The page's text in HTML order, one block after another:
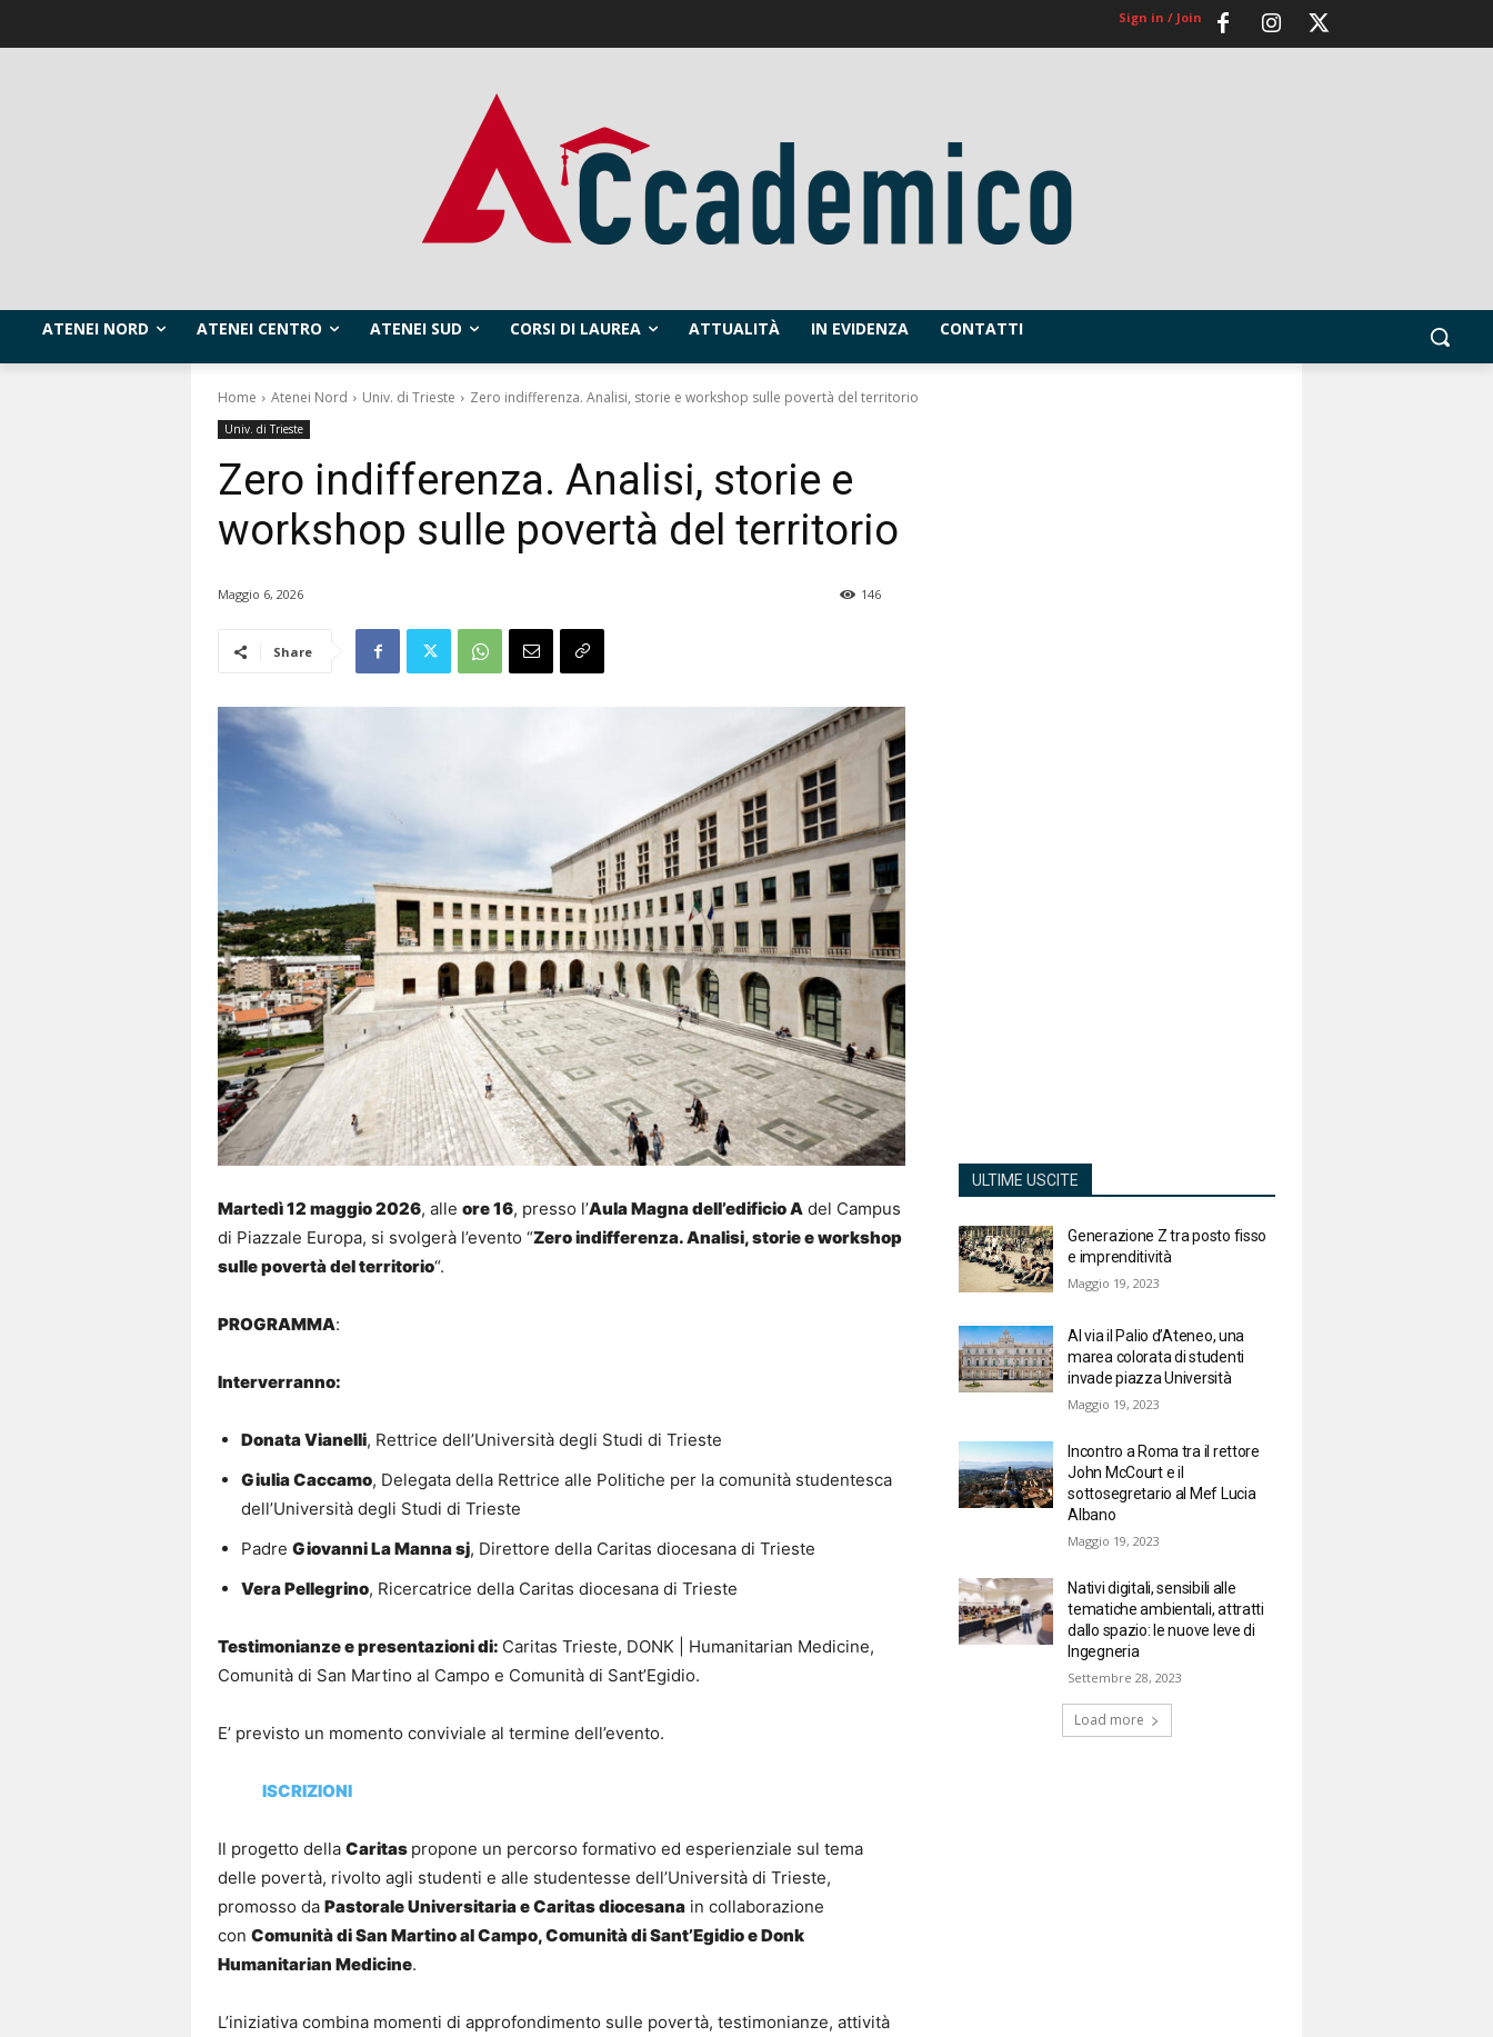
Sign in / Join
ATENEI NORD ATENEI CENTRO ATENEI SUD CORSI DI LAUREA ATTUALITÀ IN EVIDENZA CONTATTI
Home Atenei Nord Univ. di Trieste Zero indifferenza. Analisi, storie e workshop sulle povertà del territorio
Univ. di Trieste
Zero indifferenza. Analisi, storie e
workshop sulle povertà del territorio
Maggio 6, 2026 146
Share
Martedì 12 maggio 2026, alle ore 16, presso l’Aula Magna dell’edificio A del Campus
di Piazzale Europa, si svolgerà l’evento “Zero indifferenza. Analisi, storie e workshop
sulle povertà del territorio“.
PROGRAMMA:
Interverranno:
Donata Vianelli, Rettrice dell’Università degli Studi di Trieste
Giulia Caccamo, Delegata della Rettrice alle Politiche per la comunità studentesca
dell’Università degli Studi di Trieste
Padre Giovanni La Manna sj, Direttore della Caritas diocesana di Trieste
Vera Pellegrino, Ricercatrice della Caritas diocesana di Trieste
Testimonianze e presentazioni di: Caritas Trieste, DONK | Humanitarian Medicine,
Comunità di San Martino al Campo e Comunità di Sant’Egidio.
E’ previsto un momento conviviale al termine dell’evento.
ISCRIZIONI
Il progetto della Caritas propone un percorso formativo ed esperienziale sul tema
delle povertà, rivolto agli studenti e alle studentesse dell’Università di Trieste,
promosso da Pastorale Universitaria e Caritas diocesana in collaborazione
con Comunità di San Martino al Campo, Comunità di Sant’Egidio e Donk
Humanitarian Medicine.
L’iniziativa combina momenti di approfondimento sulle povertà, testimonianze, attività
ULTIME USCITE
Generazione Z tra posto fisso
e imprenditività
Maggio 19, 2023
Al via il Palio d’Ateneo, una
marea colorata di studenti
invade piazza Università
Maggio 19, 2023
Incontro a Roma tra il rettore
John McCourt e il
sottosegretario al Mef Lucia
Albano
Maggio 19, 2023
Nativi digitali, sensibili alle
tematiche ambientali, attratti
dallo spazio: le nuove leve di
Ingegneria
Settembre 28, 2023
Load more